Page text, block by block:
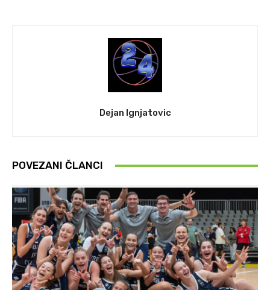
Dejan Ignjatovic
POVEZANI ČLANCI